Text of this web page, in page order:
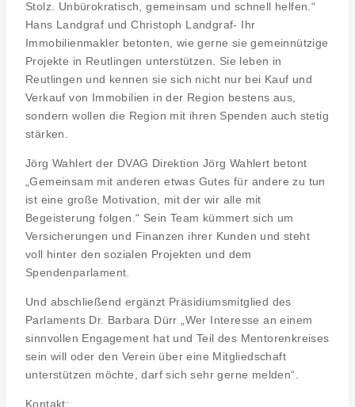
Stolz. Unbürokratisch, gemeinsam und schnell helfen.“
Hans Landgraf und Christoph Landgraf- Ihr
Immobilienmakler betonten, wie gerne sie gemeinnützige
Projekte in Reutlingen unterstützen. Sie leben in
Reutlingen und kennen sie sich nicht nur bei Kauf und
Verkauf von Immobilien in der Region bestens aus,
sondern wollen die Region mit ihren Spenden auch stetig
stärken.
Jörg Wahlert der DVAG Direktion Jörg Wahlert betont
„Gemeinsam mit anderen etwas Gutes für andere zu tun
ist eine große Motivation, mit der wir alle mit
Begeisterung folgen.“ Sein Team kümmert sich um
Versicherungen und Finanzen ihrer Kunden und steht
voll hinter den sozialen Projekten und dem
Spendenparlament.
Und abschließend ergänzt Präsidiumsmitglied des
Parlaments Dr. Barbara Dürr „Wer Interesse an einem
sinnvollen Engagement hat und Teil des Mentorenkreises
sein will oder den Verein über eine Mitgliedschaft
unterstützen möchte, darf sich sehr gerne melden“.
Kontakt: